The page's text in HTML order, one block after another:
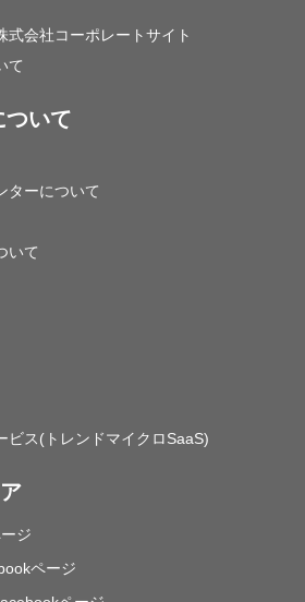
式会社コーポレートサイト
て
ついて
ターについて
いて
ビス(トレンドマイクロSaaS)
ジ
ページ